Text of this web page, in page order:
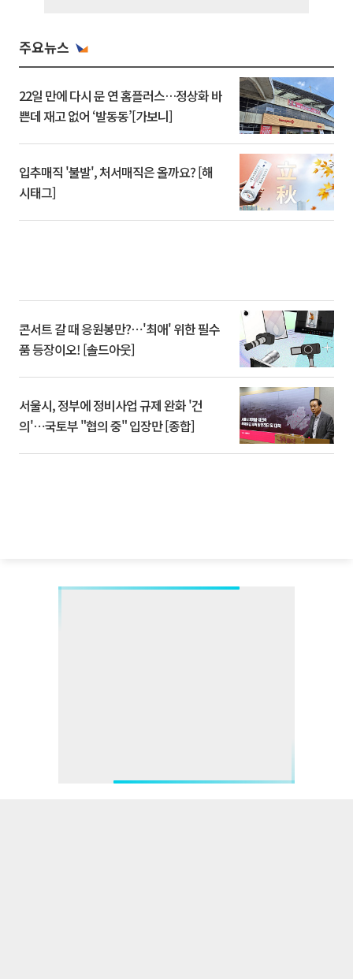
주요뉴스
22일 만에 다시 문 연 홈플러스…정상화 바
쁜데 재고 없어 ‘발동동’[가보니]
입추매직 '불발', 처서매직은 올까요? [해
시태그]
콘서트 갈 때 응원봉만?⋯'최애' 위한 필수
품 등장이오! [솔드아웃]
서울시, 정부에 정비사업 규제 완화 '건
의'⋯국토부 "협의 중" 입장만 [종합]